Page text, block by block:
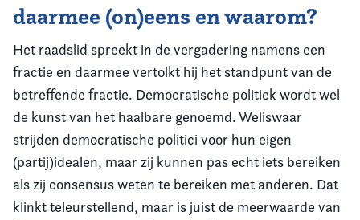
daarmee (on)eens en waarom?
Het raadslid spreekt in de vergadering namens een
fractie en daarmee vertolkt hij het standpunt van de
betreffende fractie. Democratische politiek wordt wel
de kunst van het haalbare genoemd. Weliswaar
strijden democratische politici voor hun eigen
(partij)idealen, maar zij kunnen pas echt iets bereiken
als zij consensus weten te bereiken met anderen. Dat
klinkt teleurstellend, maar is juist de meerwaarde van